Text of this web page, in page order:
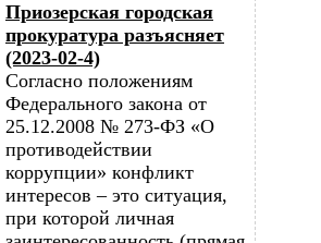
Приозерская городская
прокуратура разъясняет
(2023-02-4)
Согласно положениям
Федерального закона от
25.12.2008 № 273-ФЗ «О
противодействии
коррупции» конфликт
интересов – это ситуация,
при которой личная